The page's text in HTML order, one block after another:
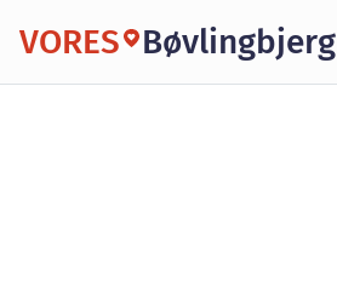
VORES Bøvlingbjerg